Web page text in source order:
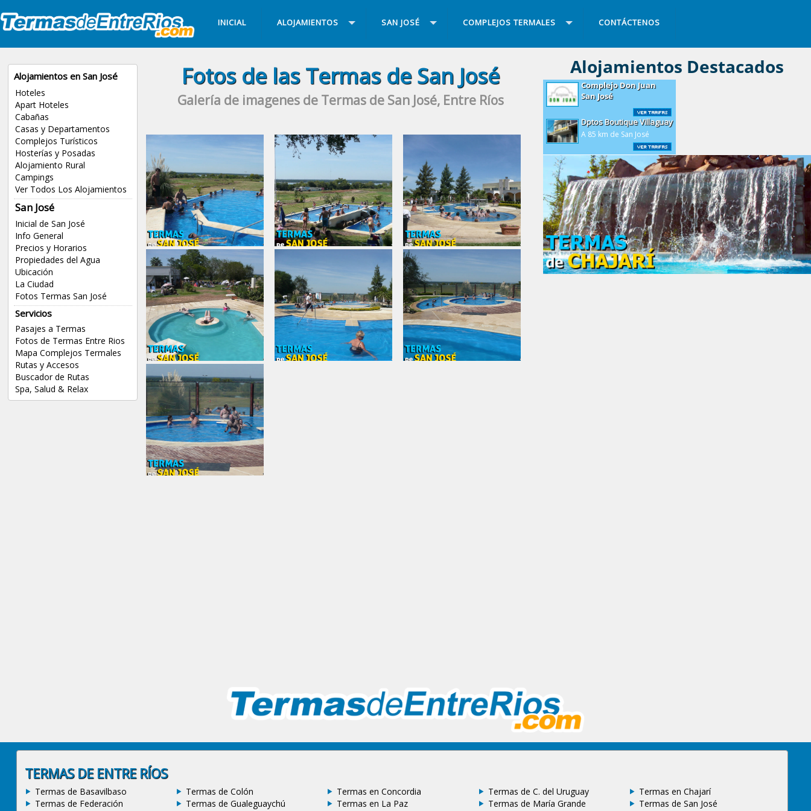
INICIAL ALOJAMIENTOS SAN JOSÉ COMPLEJOS TERMALES CONTÁCTENOS
Alojamientos en San José
Hoteles
Apart Hoteles
Cabañas
Casas y Departamentos
Complejos Turísticos
Hosterías y Posadas
Alojamiento Rural
Campings
Ver Todos Los Alojamientos
San José
Inicial de San José
Info General
Precios y Horarios
Propiedades del Agua
Ubicación
La Ciudad
Fotos Termas San José
Servicios
Pasajes a Termas
Fotos de Termas Entre Rios
Mapa Complejos Termales
Rutas y Accesos
Buscador de Rutas
Spa, Salud & Relax
Fotos de las Termas de San José
Galería de imagenes de Termas de San José, Entre Ríos
Dptos Boutique Villaguay
A 85 km de San José
TERMAS DE ENTRE RÍOS
Termas de Basavilbaso Termas de Colón Termas en Concordia Termas de C. del Uruguay
Termas en Chajarí
Termas de Federación
Termas de Gualeguaychú Termas en La Paz Termas de María Grande
Termas de San José